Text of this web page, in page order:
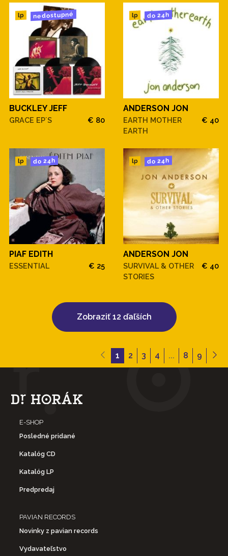
lp nedostupné
BUCKLEY JEFF
GRACE EP´S € 80
lp do 24h
ANDERSON JON
EARTH MOTHER
EARTH
€ 40
lp do 24h
PIAF EDITH
ESSENTIAL € 25
lp do 24h
ANDERSON JON
SURVIVAL & OTHER
STORIES
€ 40
Zobraziť 12 ďaľších
1 2 3 4 ... 8 9
E-SHOP
Posledné pridané
Katalóg CD
Katalóg LP
Predpredaj
PAVIAN RECORDS
Novinky z pavian records
Vydavateľstvo